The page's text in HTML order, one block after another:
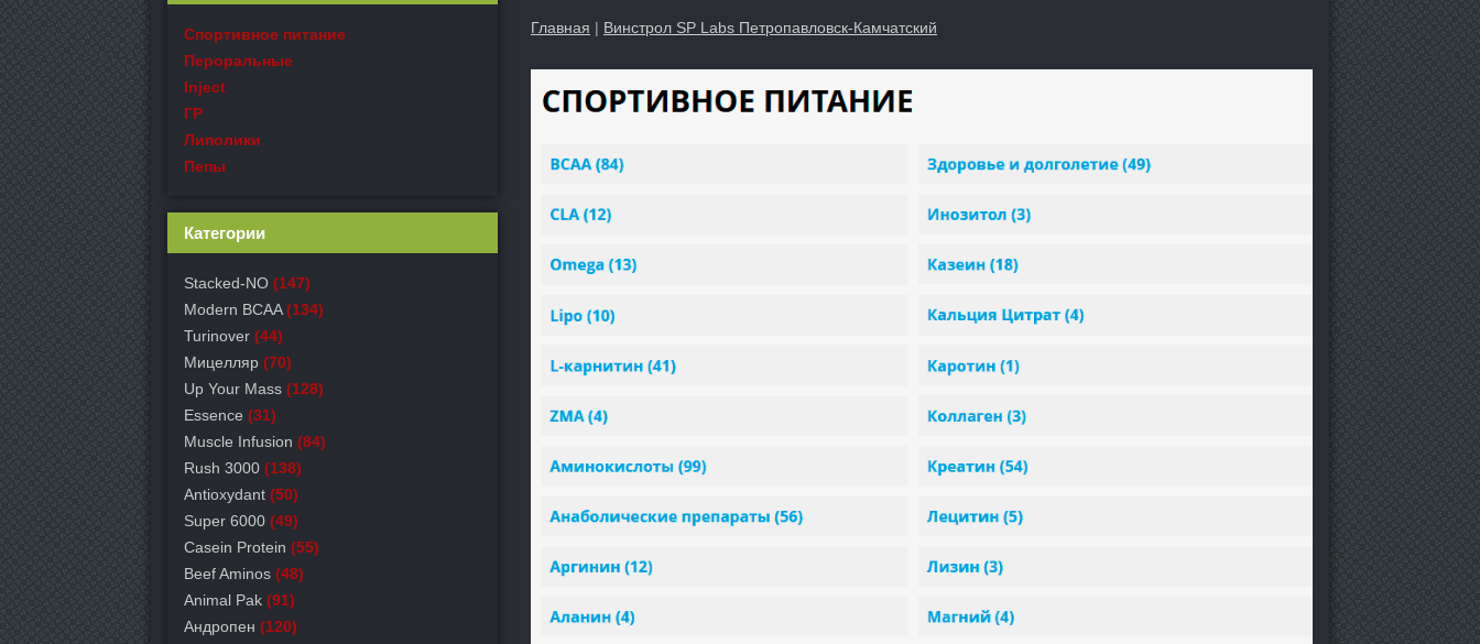
Главная | Винстрол SP Labs Петропавловск-Камчатский
Спортивное питание
Пероральные
Inject
ГР
Липолики
Пепы
Категории
Stacked-NO (147)
Modern BCAA (134)
Turinover (44)
Мицелляр (70)
Up Your Mass (128)
Essence (31)
Muscle Infusion (84)
Rush 3000 (138)
Antioxydant (50)
Super 6000 (49)
Casein Protein (55)
Beef Aminos (48)
Animal Pak (91)
Андропен (120)